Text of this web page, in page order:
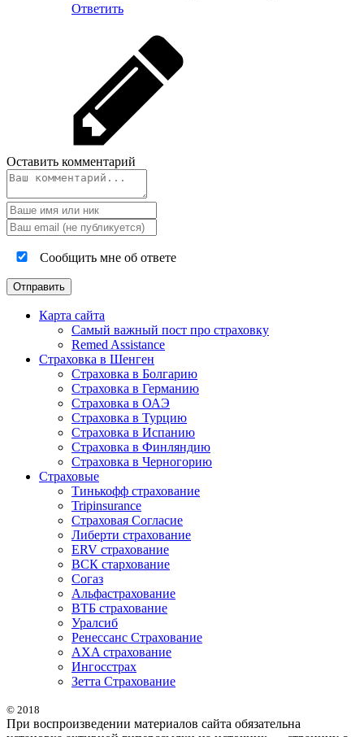
Ответить
Оставить комментарий
Сообщить мне об ответе
Карта сайта
Самый важный пост про страховку
Remed Assistance
Страховка в Шенген
Страховка в Болгарию
Страховка в Германию
Страховка в ОАЭ
Страховка в Турцию
Страховка в Испанию
Страховка в Финляндию
Страховка в Черногорию
Страховые
Тинькофф страхование
Tripinsurance
Страховая Согласие
Либерти страхование
ERV страхование
ВСК стархование
Согаз
Альфастрахование
ВТБ страхование
Уралсиб
Ренессанс Страхование
AXA страхование
Ингосстрах
Зетта Страхование
© 2018
При воспроизведении материалов сайта обязательна